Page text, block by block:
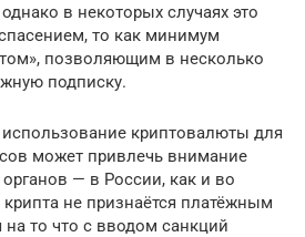
в некоторых случаях это
то как минимум
позволяющим в несколько
подписку.
криптовалюты для
может привлечь внимание
— в России, как и во
крипта не признаётся платёжным
то что с вводом санкций